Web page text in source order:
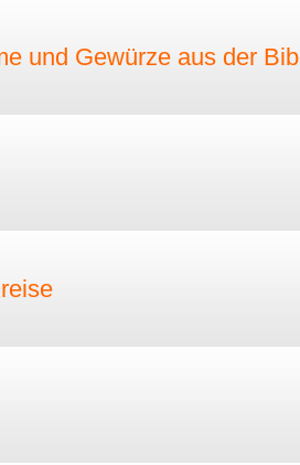
und Gewürze aus der